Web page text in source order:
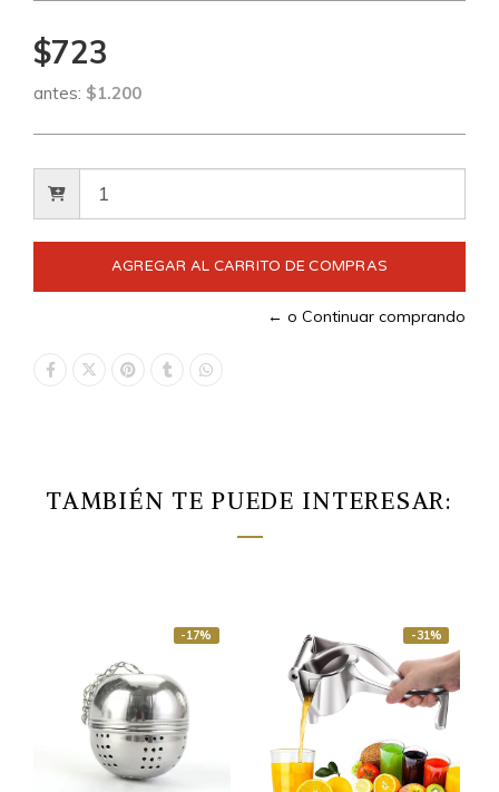
$723
antes: $1.200
← o Continuar comprando
TAMBIÉN TE PUEDE INTERESAR:
-17% -31%